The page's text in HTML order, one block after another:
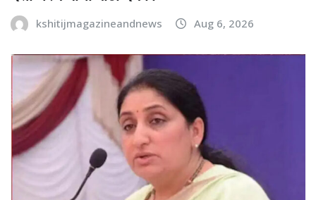
kshitijmagazineandnews Aug 6, 2026